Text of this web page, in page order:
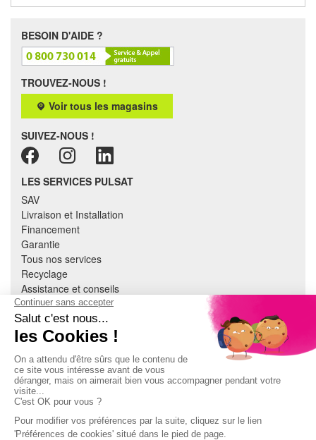
BESOIN D'AIDE ?
TROUVEZ-NOUS !
Voir tous les magasins
SUIVEZ-NOUS !
LES SERVICES PULSAT
SAV
Livraison et Installation
Financement
Garantie
Tous nos services
Recyclage
Assistance et conseils
Cuisine équipée
Literie
Nous contacter
À PROPOS
CGV
Mentions légales
Données personnelles
Devenir adhérent